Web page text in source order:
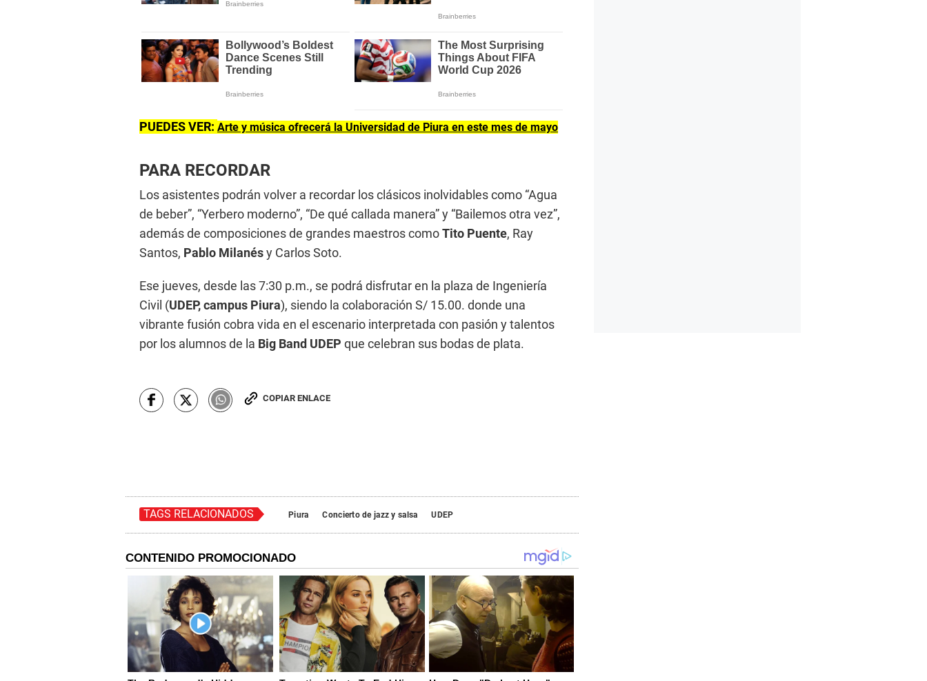
PUEDES VER: Arte y música ofrecerá la Universidad de Piura en este mes de mayo
PARA RECORDAR
Los asistentes podrán volver a recordar los clásicos inolvidables como “Agua
de beber”, “Yerbero moderno”, “De qué callada manera” y “Bailemos otra vez”,
además de composiciones de grandes maestros comoTito Puente, Ray
Santos, Pablo Milanésy Carlos Soto.
Ese jueves, desde las 7:30 p.m., se podrá disfrutar en la plaza de Ingeniería
Civil (UDEP, campus Piura), siendo la colaboración S/ 15.00. donde una
vibrante fusión cobra vida en el escenario interpretada con pasión y talentos
por los alumnos de la Big Band UDEP que celebran sus bodas de plata.
COPIAR ENLACE
TAGS RELACIONADOS Piura Concierto de jazz y salsa UDEP